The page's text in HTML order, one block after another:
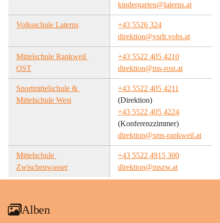
kindergarten@laterns.at
Volksschule Laterns
+43 5526 324
direktion@vsrlt.vobs.at
Mittelschule Rankweil
OST
+43 5522 405 4210
direktion@ms-rost.at
Sportmittelschule &
Mittelschule West
+43 5522 405 4211
(Direktion)
+43 5522 405 4224
(Konferenzzimmer)
direktion@sms-rankweil.at
Mittelschule
Zwischenwasser
+43 5522 4915 300
direktion@mszw.at
Alben